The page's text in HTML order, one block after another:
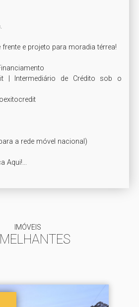
e projeto para moradia térrea!
| Intermediário de Crédito sob o
a rede móvel nacional)
Aqui!...
IMÓVEIS